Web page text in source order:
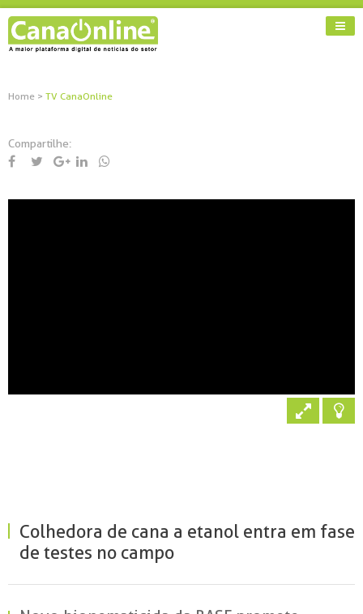
Home > TV CanaOnline
Compartilhe:
Colhedora de cana a etanol entra em fase
de testes no campo